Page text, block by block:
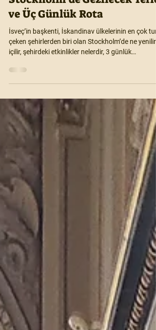
3 Eyl 2025
6 dakikada okunur
Stockholm Şehir Rehberi:
Stockholm’de Gezilecek
ve Üç Günlük Rota
İsveç’in başkenti, İskandinav ülkelerinin en çok
seyahatimize neler sığdırabildik çok kapsamlı bir
rehber ile hepsini burada bulacaksınız.